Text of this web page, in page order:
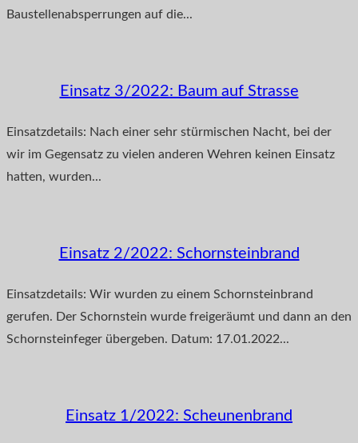
Baustellenabsperrungen auf die...
Einsatz 3/2022: Baum auf Strasse
Einsatzdetails: Nach einer sehr stürmischen Nacht, bei der
wir im Gegensatz zu vielen anderen Wehren keinen Einsatz
hatten, wurden...
Einsatz 2/2022: Schornsteinbrand
Einsatzdetails: Wir wurden zu einem Schornsteinbrand
gerufen. Der Schornstein wurde freigeräumt und dann an den
Schornsteinfeger übergeben. Datum: 17.01.2022...
Einsatz 1/2022: Scheunenbrand